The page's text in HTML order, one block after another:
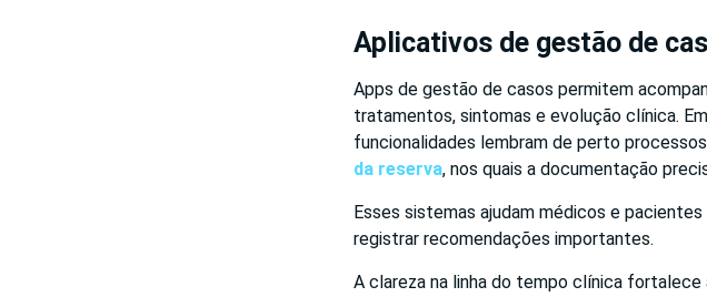
Aplicativos de gestão de
Apps de gestão de casos permitem
tratamentos, sintomas e evolução clínica.
funcionalidades lembram de perto
da reserva, nos quais a documentação
Esses sistemas ajudam médicos e
registrar recomendações importantes.
A clareza na linha do tempo clínica fortalece